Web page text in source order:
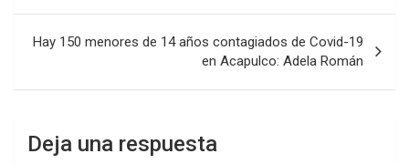
entradas
Hay 150 menores de 14 años contagiados de Covid-19
en Acapulco: Adela Román
Deja una respuesta